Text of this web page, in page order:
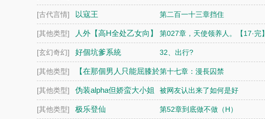
（futa 百合）
[古代言情] 以寇王 第二百一十三章挡住
[其他类型] 人外【高H全处乙女向】 第027章，天使领养人。【17·完】
[玄幻奇幻] 好個坑爹系統 32、出行?
[其他类型]
【在那個男人只能屈膝於
女人的大地上】
第十七章：漫長囚禁
[其他类型]
伪装alpha但娇蛮大小姐
（abo NPH）
被网友认出来了如何是好
[其他类型] 极乐登仙 第52章到底做不做（H）